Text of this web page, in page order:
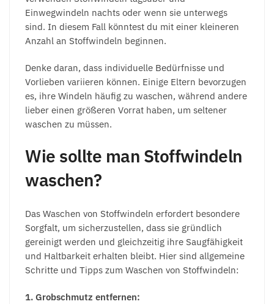
Einwegwindeln nachts oder wenn sie unterwegs
sind. In diesem Fall könntest du mit einer kleineren
Anzahl an Stoffwindeln beginnen.
Denke daran, dass individuelle Bedürfnisse und
Vorlieben variieren können. Einige Eltern bevorzugen
es, ihre Windeln häufig zu waschen, während andere
lieber einen größeren Vorrat haben, um seltener
waschen zu müssen.
Wie sollte man Stoffwindeln
waschen?
Das Waschen von Stoffwindeln erfordert besondere
Sorgfalt, um sicherzustellen, dass sie gründlich
gereinigt werden und gleichzeitig ihre Saugfähigkeit
und Haltbarkeit erhalten bleibt. Hier sind allgemeine
Schritte und Tipps zum Waschen von Stoffwindeln:
1. Grobschmutz entfernen: